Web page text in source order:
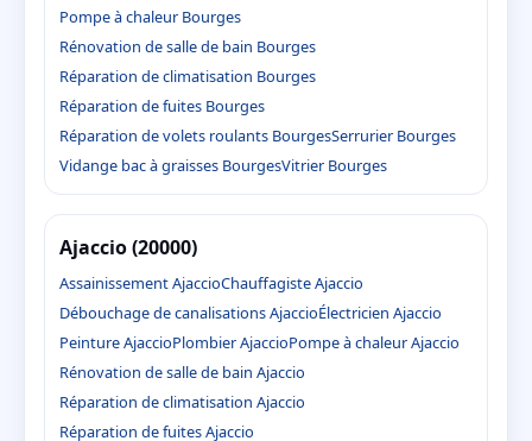
Pompe à chaleur Bourges
Rénovation de salle de bain Bourges
Réparation de climatisation Bourges
Réparation de fuites Bourges
Réparation de volets roulants BourgesSerrurier Bourges
Vidange bac à graisses BourgesVitrier Bourges
Ajaccio (20000)
Assainissement AjaccioChauffagiste Ajaccio
Débouchage de canalisations AjaccioÉlectricien Ajaccio
Peinture AjaccioPlombier AjaccioPompe à chaleur Ajaccio
Rénovation de salle de bain Ajaccio
Réparation de climatisation Ajaccio
Réparation de fuites Ajaccio